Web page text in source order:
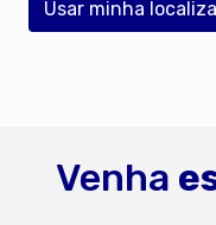
Usar minha
Venha